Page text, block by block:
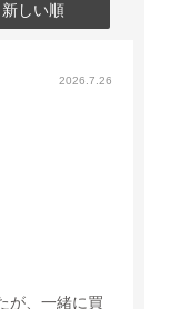
しい順
2026.7.26
が、一緒に買